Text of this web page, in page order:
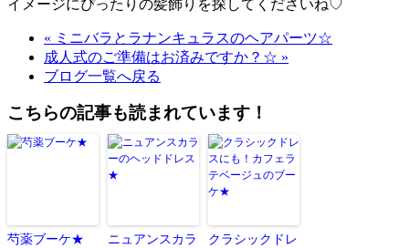
イメージにぴったりの髪飾りを探してくださいね♡
« ミニバラとラナンキュラスのヘアパーツ☆
成人式のご準備はお済みですか？☆ »
ブログ一覧へ戻る
こちらの記事も読まれています！
芍薬ブーケ★
ニュアンスカラ
クラシックドレ